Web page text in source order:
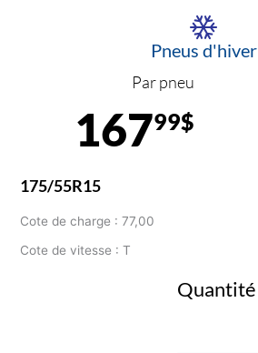
Pneus d'hiver
Par pneu
16799$
175/55R15
Cote de charge : 77,00
Cote de vitesse : T
Quantité